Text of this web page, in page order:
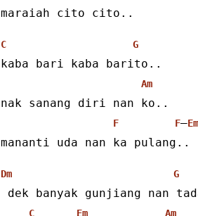
maraiah cito cito..
C G
kaba bari kaba barito..
Am
nak sanang diri nan ko..
F F–Em
mananti uda nan ka pulang..
Dm G
dek banyak gunjiang nan
C Em Am